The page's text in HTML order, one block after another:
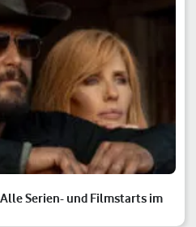
Serien- und Filmstarts im